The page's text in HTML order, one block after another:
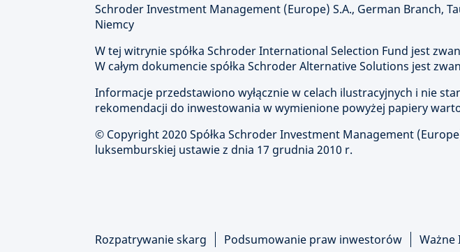
Schroder Investment Management (Europe) S.A., German Branch,
Niemcy
W tej witrynie spółka Schroder International Selection Fund jest
W całym dokumencie spółka Schroder Alternative Solutions jest
Informacje przedstawiono wyłącznie w celach ilustracyjnych i nie
rekomendacji do inwestowania w wymienione powyżej papiery
© Copyright 2020 Spółka Schroder Investment Management
luksemburskiej ustawie z dnia 17 grudnia 2010 r.
Rozpatrywanie skarg Podsumowanie praw inwestorów